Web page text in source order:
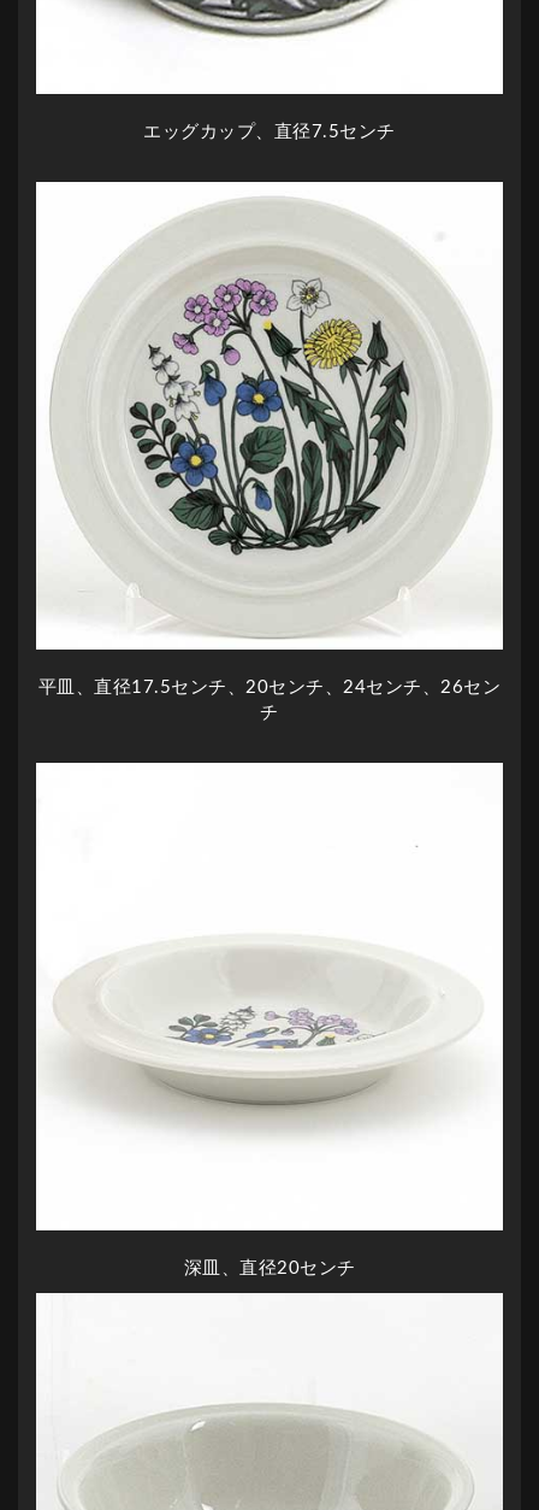
エッグカップ、直径7.5センチ
平皿、直径17.5センチ、20センチ、24センチ、26セン
チ
深皿、直径20センチ